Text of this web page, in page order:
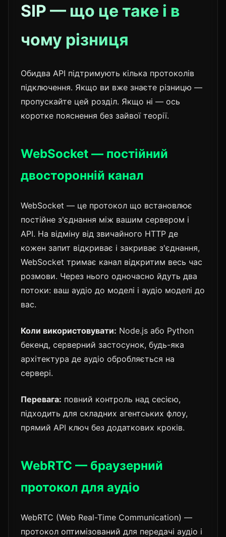
SIP — що це таке і в
чому різниця
Обидва API підтримують кілька протоколів
підключення. Якщо ви вже знаєте різницю —
пропускайте цей розділ. Якщо ні — ось
коротке пояснення без зайвої теорії.
WebSocket — постійний
двосторонній канал
WebSocket — це протокол що встановлює
постійне з'єднання між вашим сервером і
API. На відміну від звичайного HTTP де
кожен запит відкриває і закриває з'єднання,
WebSocket тримає канал відкритим весь час
розмови. Через нього одночасно йдуть два
потоки: ваш аудіо до моделі і аудіо моделі до
вас.
Коли використовувати: Node.js або Python
бекенд, серверний застосунок, будь-яка
архітектура де аудіо обробляється на
сервері.
Перевага: повний контроль над сесією,
підходить для складних агентських флоу,
прямий API ключ без додаткових кроків.
WebRTC — браузерний
протокол для аудіо
WebRTC (Web Real-Time Communication) —
протокол оптимізований для передачі аудіо і